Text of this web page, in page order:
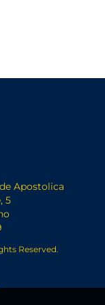
Apostolica
5
Reserved.